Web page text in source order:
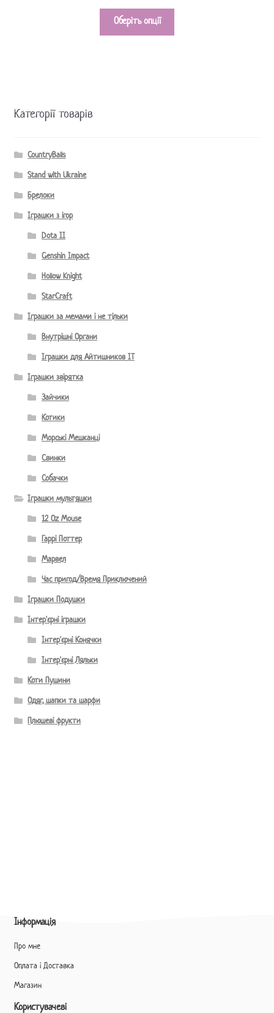
Оберіть опції
Категорії товарів
CountryBalls
Stand with Ukraine
Брелоки
Іграшки з ігор
Dota II
Genshin Impact
Hollow Knight
StarCraft
Іграшки за мемами і не тільки
Внутрішні Органи
Іграшки для Айтишников IT
Іграшки звірятка
Зайчики
Котики
Морські Мешканці
Свинки
Собачки
Іграшки мультяшки
12 Oz Mouse
Гаррі Поттер
Марвел
Час пригод/Время Приключений
Іграшки Подушки
Інтер'єрні іграшки
Інтер'єрні Конячки
Інтер'єрні Ляльки
Коти Пушини
Одяг, шапки та шарфи
Плюшеві фрукти
Інформація
Про мне
Оплата і Доставка
Магазин
Користувачеві